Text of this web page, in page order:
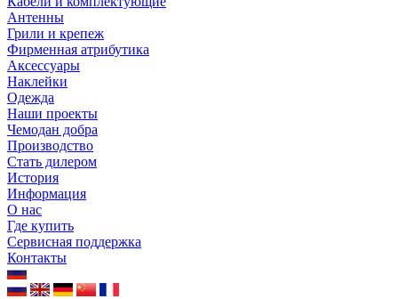
Антенны
Грили и крепеж
Фирменная атрибутика
Аксессуары
Наклейки
Одежда
Наши проекты
Чемодан добра
Производство
Стать дилером
История
Информация
О нас
Где купить
Сервисная поддержка
Контакты